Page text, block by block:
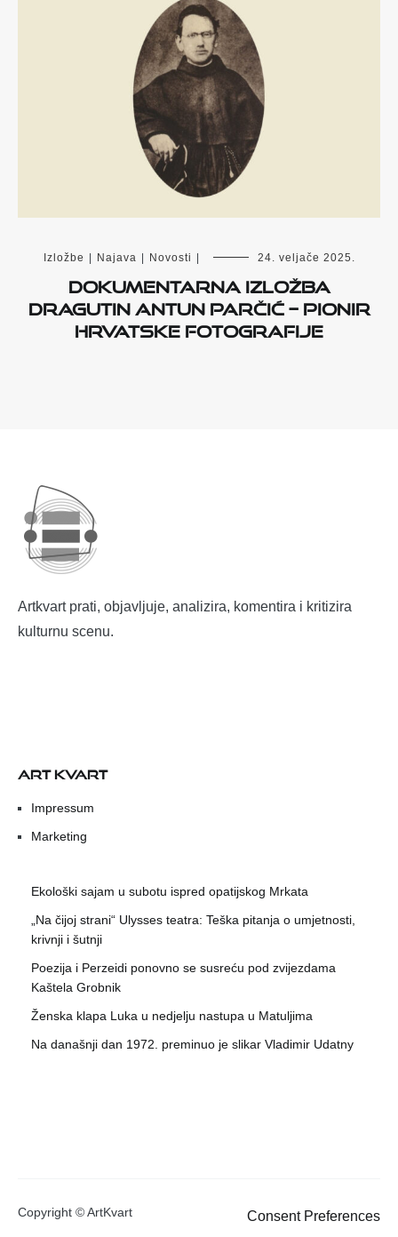
Izložbe Najava Novosti 24. veljače 2025.
Dokumentarna izložba
Dragutin Antun Parčić – pionir
hrvatske fotografije
Artkvart prati, objavljuje, analizira, komentira i kritizira
kulturnu scenu.
ART KVART
Impressum
Marketing
Ekološki sajam u subotu ispred opatijskog Mrkata
„Na čijoj strani“ Ulysses teatra: Teška pitanja o umjetnosti,
krivnji i šutnji
Poezija i Perzeidi ponovno se susreću pod zvijezdama
Kaštela Grobnik
Ženska klapa Luka u nedjelju nastupa u Matuljima
Na današnji dan 1972. preminuo je slikar Vladimir Udatny
Copyright © ArtKvart Consent Preferences